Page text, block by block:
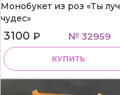
Монобукет из роз «Ты луч
чудес»
3100 ₽ № 32959
КУПИТЬ